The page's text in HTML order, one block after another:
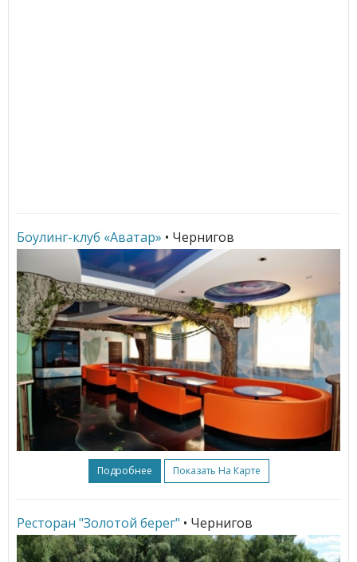
Боулинг-клуб «Аватар» • Чернигов
Подробнее Показать На Карте
Ресторан "Золотой берег" • Чернигов